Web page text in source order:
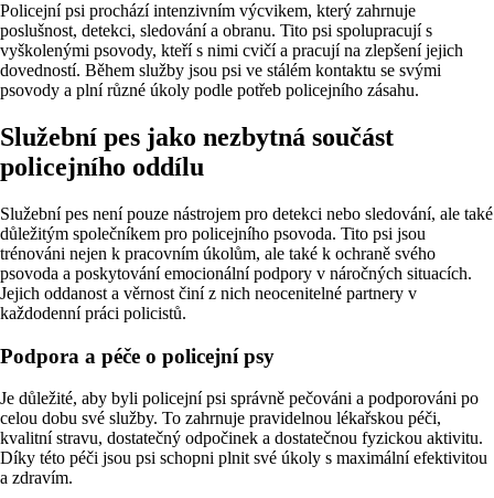
Policejní psi prochází intenzivním výcvikem, který zahrnuje
poslušnost, detekci, sledování a obranu. Tito psi spolupracují s
vyškolenými psovody, kteří s nimi cvičí a pracují na zlepšení jejich
dovedností. Během služby jsou psi ve stálém kontaktu se svými
psovody a plní různé úkoly podle potřeb policejního zásahu.
Služební pes jako nezbytná součást
policejního oddílu
Služební pes není pouze nástrojem pro detekci nebo sledování, ale také
důležitým společníkem pro policejního psovoda. Tito psi jsou
trénováni nejen k pracovním úkolům, ale také k ochraně svého
psovoda a poskytování emocionální podpory v náročných situacích.
Jejich oddanost a věrnost činí z nich neocenitelné partnery v
každodenní práci policistů.
Podpora a péče o policejní psy
Je důležité, aby byli policejní psi správně pečováni a podporováni po
celou dobu své služby. To zahrnuje pravidelnou lékařskou péči,
kvalitní stravu, dostatečný odpočinek a dostatečnou fyzickou aktivitu.
Díky této péči jsou psi schopni plnit své úkoly s maximální efektivitou
a zdravím.